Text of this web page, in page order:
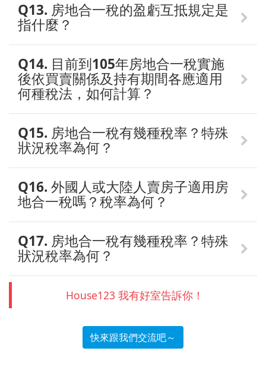
Q13. 房地合一稅的盈虧互抵規定是
指什麼？
Q14. 目前到105年房地合一稅實施
後依買賣關係及持有期間各應適用
何種稅法，如何計算？
Q15. 房地合一稅有幾種稅率？特殊
狀況稅率為何？
Q16. 外國人或大陸人賣房子適用房
地合一稅嗎？稅率為何？
Q17. 房地合一稅有幾種稅率？特殊
狀況稅率為何？
House123 我有好室告訴你！
快來跟我們交流吧～